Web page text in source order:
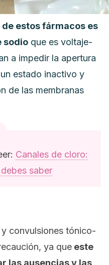
estos fármacos es
sodio que es voltaje-
a impedir la apertura
estado inactivo y
de las membranas
Canales de cloro:
saber
convulsiones tónico-
ya que este